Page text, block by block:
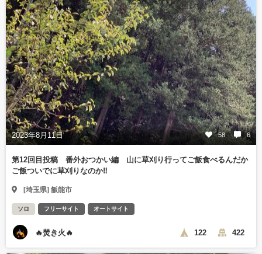
2023年8月11日 58 6
第12回目投稿 番外おつかい編 山に草刈り行ってご飯食べるんだか
ご飯ついでに草刈りなのか‼️
[埼玉県] 飯能市
ソロ フリーサイト オートサイト
🔥焚き火🔥 122 422